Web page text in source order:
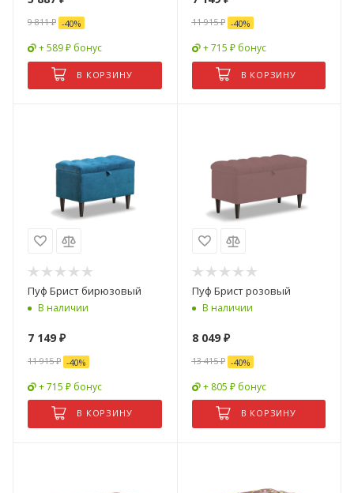
9 811₽ -40%
+ 589 ₽ бонус
В КОРЗИНУ
11 915₽ -40%
+ 715 ₽ бонус
В КОРЗИНУ
Пуф Брист бирюзовый
В наличии
7 149 ₽
11 915₽ -40%
+ 715 ₽ бонус
В КОРЗИНУ
Пуф Брист розовый
В наличии
8 049₽
13 415₽ -40%
+ 805 ₽ бонус
В КОРЗИНУ